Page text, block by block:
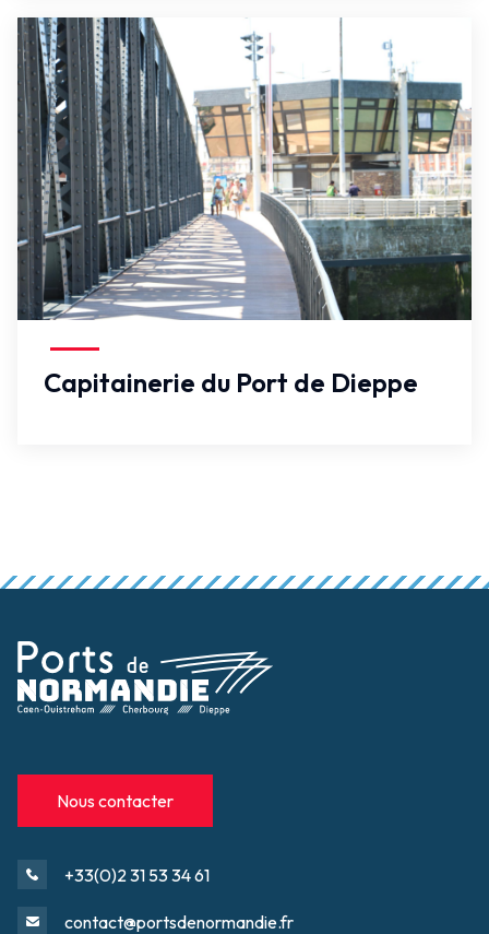
Capitainerie du Port de Dieppe
Nous contacter
+33(0)2 31 53 34 61
contact@portsdenormandie.fr